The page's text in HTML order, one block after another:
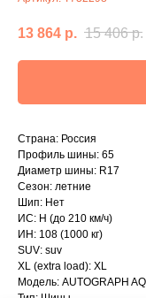
13 864 р. 15 406 р.
Страна: Россия
Профиль шины: 65
Диаметр шины: R17
Сезон: летние
Шип: Нет
ИС: H (до 210 км/ч)
ИН: 108 (1000 кг)
SUV: suv
XL (extra load): XL
Модель: AUTOGRAPH